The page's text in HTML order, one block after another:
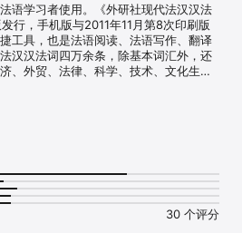
语学习者使用。《外研社现代法汉汉法
行，手机版与2011年11月第8次印刷版
工具，也是法语阅读、法语写作、翻译
汉汉法词四万余条，除基本词汇外，还
、外贸、法律、科学、技术、文化生活
究）
教学与研究出版社出版发行的法语词典。
汇外，还收录了近年来社会政治、经济、
化生活各方面的新词汇和术语。
快捷查词等多种查词方式。
30 个评分